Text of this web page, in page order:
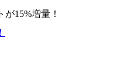
が15%増量！